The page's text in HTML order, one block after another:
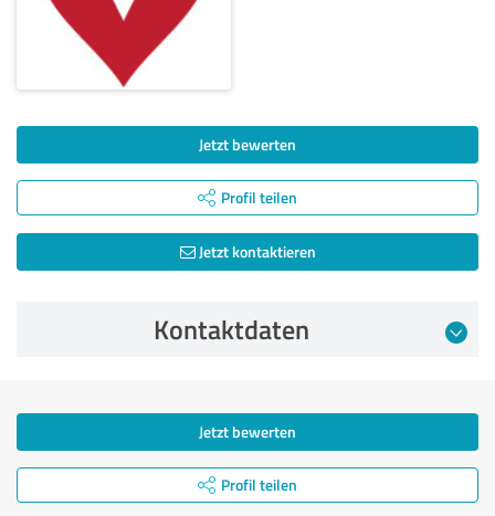
Jetzt bewerten
Profil teilen
Jetzt kontaktieren
Kontaktdaten
Jetzt bewerten
Profil teilen